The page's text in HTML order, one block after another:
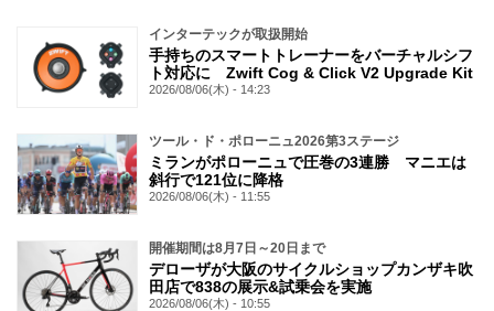
インターテックが取扱開始
手持ちのスマートトレーナーをバーチャルシフ
ト対応に Zwift Cog & Click V2 Upgrade Kit
2026/08/06(木) - 14:23
ツール・ド・ポローニュ2026第3ステージ
ミランがポローニュで圧巻の3連勝 マニエは
斜行で121位に降格
2026/08/06(木) - 11:55
開催期間は8月7日～20日まで
デローザが大阪のサイクルショップカンザキ吹
田店で838の展示&試乗会を実施
2026/08/06(木) - 10:55